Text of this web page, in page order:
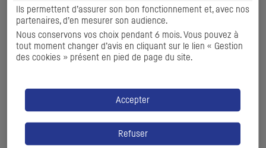
FINANCEMENTS DE MARCHÉ ET OFFRES
PUBLIQUES
DÉCOUVRIR
Ils permettent d’assurer son bon fonctionnement et, avec nos
partenaires, d’en mesurer son audience.
Nous conservons vos choix pendant 6 mois. Vous pouvez à
tout moment changer d’avis en cliquant sur le lien « Gestion
des cookies » présent en pied de page du site.
Accepter
Refuser